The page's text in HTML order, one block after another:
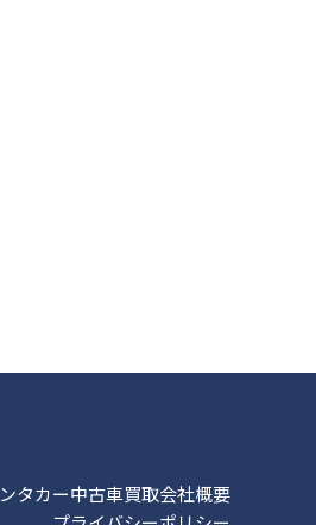
タカー中古車買取会社概要